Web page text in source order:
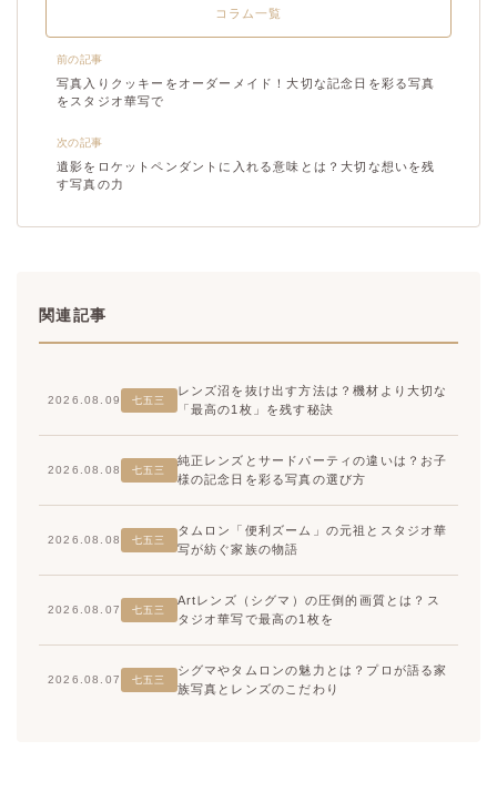
前の記事
写真入りクッキーをオーダーメイド！大切な記念日を彩る写真
をスタジオ華写で
コラム一覧
次の記事
遺影をロケットペンダントに入れる意味とは？大切な想いを残
す写真の力
関連記事
2026.08.09 七五三
レンズ沼を抜け出す方法は？機材より大切な
「最高の1枚」を残す秘訣
2026.08.08 七五三
純正レンズとサードパーティの違いは？お子
様の記念日を彩る写真の選び方
2026.08.08 七五三
タムロン「便利ズーム」の元祖とスタジオ華
写が紡ぐ家族の物語
2026.08.07 七五三
Artレンズ（シグマ）の圧倒的画質とは？ス
タジオ華写で最高の1枚を
2026.08.07 七五三
シグマやタムロンの魅力とは？プロが語る家
族写真とレンズのこだわり